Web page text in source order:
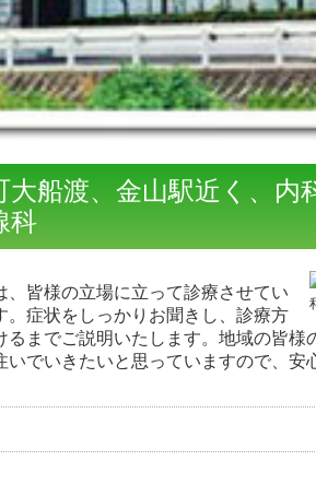
大船渡、金山駅近く、
科
、皆様の立場に立って診療させてい
。症状をしっかりお聞きし、診療方
るまでご説明いたします。地域の皆
いでいきたいと思っていますので、安